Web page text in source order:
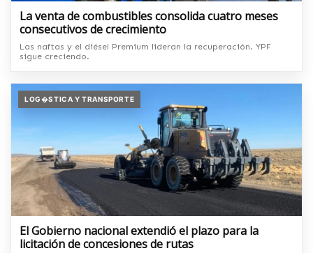
La venta de combustibles consolida cuatro meses
consecutivos de crecimiento
Las naftas y el diésel Premium lideran la recuperación. YPF
sigue creciendo.
LOG�STICA Y TRANSPORTE
El Gobierno nacional extendió el plazo para la
licitación de concesiones de rutas